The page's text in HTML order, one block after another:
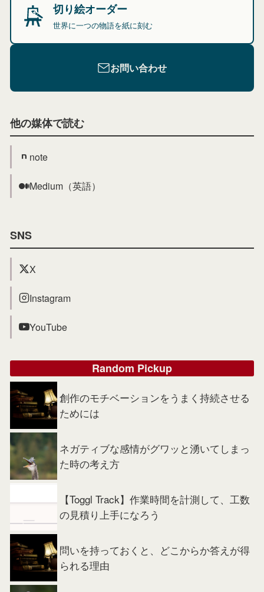
切り絵オーダー
世界に一つの物語を紙に刻む
お問い合わせ
他の媒体で読む
note
Medium（英語）
SNS
X
Instagram
YouTube
Random Pickup
創作のモチベーションをうまく持続させる
ためには
ネガティブな感情がグワッと湧いてしまっ
た時の考え方
【Toggl Track】作業時間を計測して、工数
の見積り上手になろう
問いを持っておくと、どこからか答えが得
られる理由